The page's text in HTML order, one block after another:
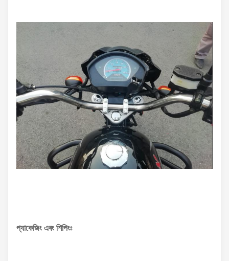
প্যাকেজিং এবং শিপিংঃ